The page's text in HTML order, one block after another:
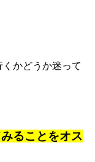
かどうか迷って
ることをオス